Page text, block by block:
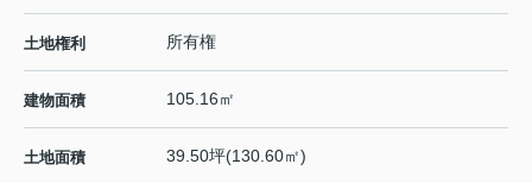
土地権利 所有権
建物面積 105.16㎡
土地面積 39.50坪(130.60㎡)